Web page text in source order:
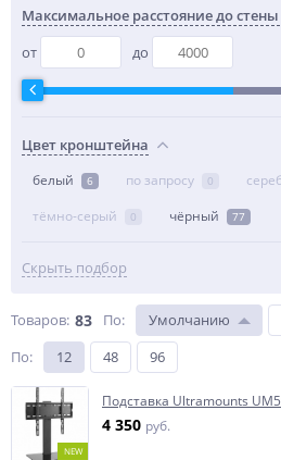
Максимальное расстояние до
от
до
Цвет кронштейна
белый 6 по запросу 0
тёмно-серый 0 чёрный 77
Скрыть подбор
Товаров: 83 По: Умолчанию
По: 12 48 96
NEW
Подставка Ultramounts
4 350 руб.